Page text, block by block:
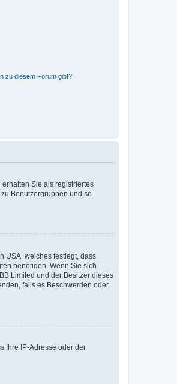
zu diesem Forum gibt?
Sie als registriertes
Benutzergruppen und so
USA, welches festlegt, dass
benötigen. Wenn Sie sich
Limited und der Besitzer dieses
falls es Beschwerden oder
Ihre IP-Adresse oder der